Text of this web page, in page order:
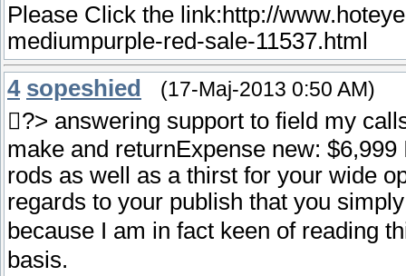
Please Click the link:http://
mediumpurple-red-sale-11537.html
4 sopeshied (17-Maj-2013 0:50 AM)
?> answering support to field my
make and returnExpense new:
rods as well as a thirst for your wide
regards to your publish that you
because I am in fact keen of reading
basis.